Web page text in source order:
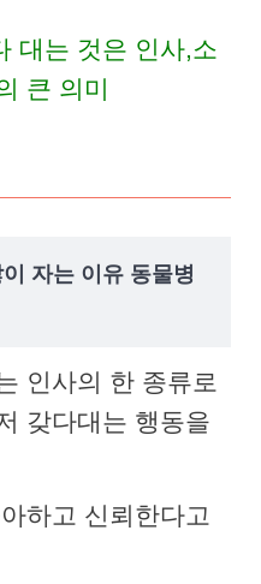
대는 것은 인사,소
큰 의미
자는 이유 동물병
인사의 한 종류로
갖다대는 행동을
하고 신뢰한다고